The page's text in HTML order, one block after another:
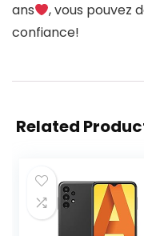
ans
, vous pouvez
confiance!
Related